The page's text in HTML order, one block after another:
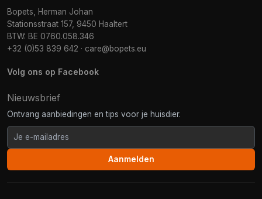
Bopets, Herman Johan
Stationsstraat 157, 9450 Haaltert
BTW: BE 0760.058.346
+32 (0)53 839 642 · care@bopets.eu
Volg ons op Facebook
Nieuwsbrief
Ontvang aanbiedingen en tips voor je huisdier.
Aanmelden